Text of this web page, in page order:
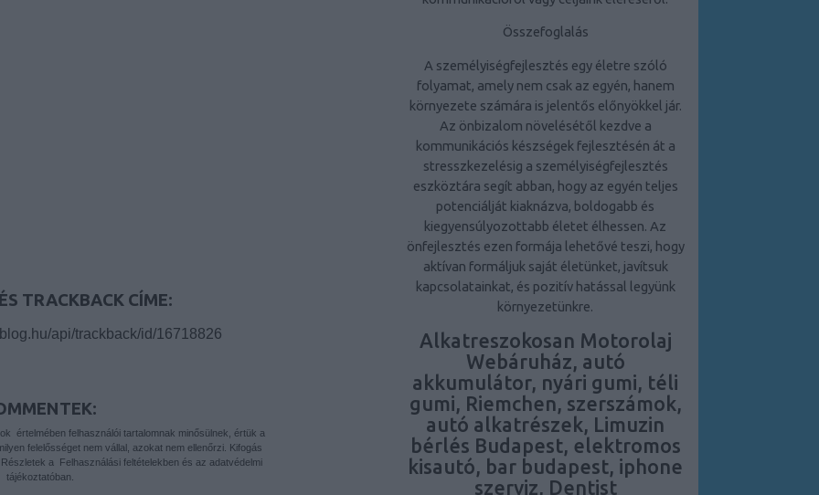
TRACKBACK CÍME:
api/trackback/id/16718826
értelmében felhasználói tartalomnak minősülnek, értük a
felelősséget nem vállal, azokat nem ellenőrzi. Kifogás
a
Felhasználási feltételekben és az adatvédelmi
tájékoztatóban
Összefoglalás
A személyiségfejlesztés egy életre szóló
folyamat, amely nem csak az egyén, hanem
környezete számára is jelentős előnyökkel jár.
Az önbizalom növelésétől kezdve a
kommunikációs készségek fejlesztésén át a
stresszkezelésig a személyiségfejlesztés
eszköztára segít abban, hogy az egyén teljes
potenciálját kiaknázva, boldogabb és
kiegyensúlyozottabb életet élhessen. Az
önfejlesztés ezen formája lehetővé teszi, hogy
aktívan formáljuk saját életünket, javítsuk
kapcsolatainkat, és pozitív hatással legyünk
környezetünkre.
Alkatreszokosan Motorolaj
Webáruház, autó
akkumulátor, nyári gumi, téli
gumi, Riemchen, szerszámok,
autó alkatrészek, Limuzin
bérlés Budapest, elektromos
kisautó, bar budapest, iphone
szerviz, Dentist